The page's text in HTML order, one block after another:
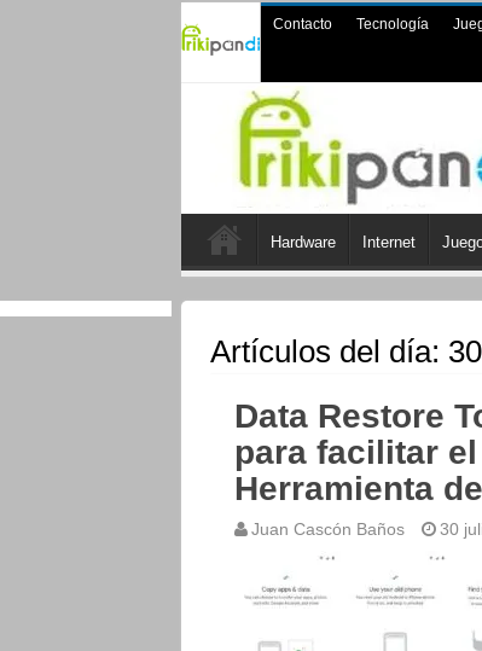
Contacto Tecnología
Hardware Internet
Artículos del día:
Data Restore
para facilitar
Herramienta
Juan Cascón Baños 30